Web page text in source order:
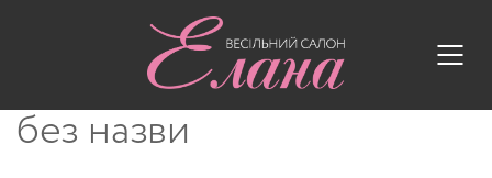
без назви